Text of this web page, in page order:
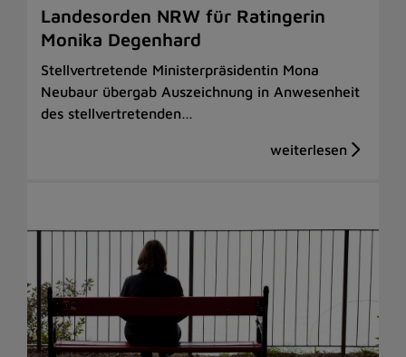
Landesorden NRW für Ratingerin
Monika Degenhard
Stellvertretende Ministerpräsidentin Mona
Neubaur übergab Auszeichnung in Anwesenheit
des stellvertretenden…